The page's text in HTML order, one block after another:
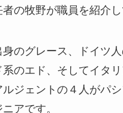
者の牧野が職員を紹介し
身のグレース、ドイツ
系のエド、そしてイタ
ジェントの４人がパ
アです。